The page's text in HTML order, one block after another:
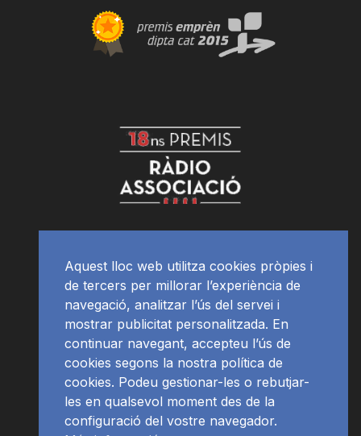
Aquest lloc web utilitza cookies pròpies i
de tercers per millorar l’experiència de
navegació, analitzar l’ús del servei i
mostrar publicitat personalitzada. En
continuar navegant, accepteu l’ús de
cookies segons la nostra política de
cookies. Podeu gestionar-les o rebutjar-
les en qualsevol moment des de la
configuració del vostre navegador.